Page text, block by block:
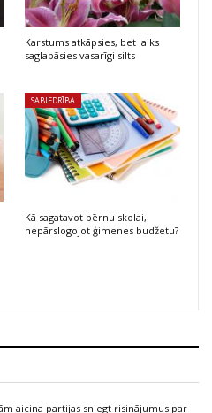
Karstums atkāpsies, bet laiks
saglabāsies vasarīgi silts
SABIEDRĪBA
Kā sagatavot bērnu skolai,
nepārslogojot ģimenes budžetu?
aicina partijas sniegt risinājumus par